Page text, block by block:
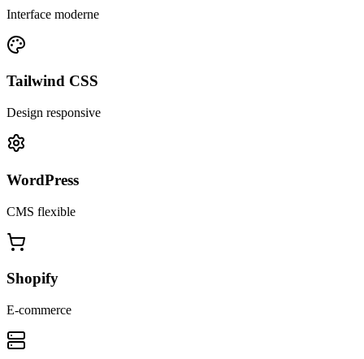
Interface moderne
Tailwind CSS
Design responsive
WordPress
CMS flexible
Shopify
E-commerce